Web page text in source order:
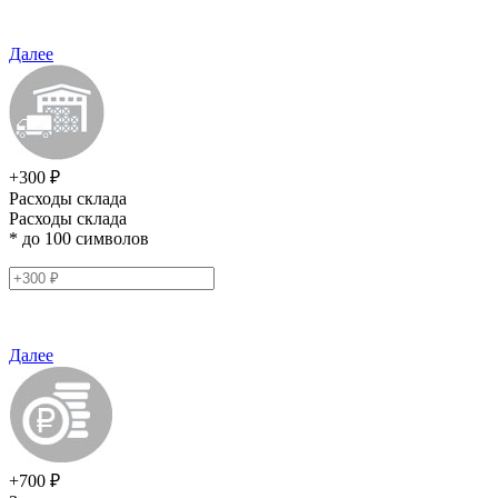
Далее
+300 ₽
Расходы склада
Расходы склада
* до 100 символов
Далее
+700 ₽